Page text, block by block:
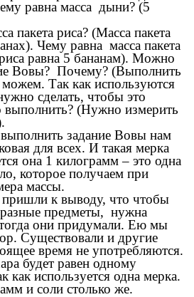
равна масса дыни? (5
пакета риса? (Масса пакета
Чему равна масса пакета
равна 5 бананам). Можно
Вовы? Почему? (Выполнить
Так как используются
сделать, чтобы это
(Нужно измерить
задание Вовы нам
для всех. И такая мерка
она 1 килограмм – это одна
которое получаем при
массы.
к выводу, что чтобы
разные предметы, нужна
они придумали. Ею мы
Существовали и другие
время не употребляются.
будет равен одному
как используется одна мерка.
и соли столько же.